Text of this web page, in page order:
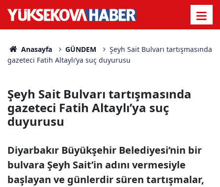
Anasayfa GÜNDEM
Şeyh Sait Bulvarı tartışmasında
gazeteci Fatih Altaylı’ya suç duyurusu
Şeyh Sait Bulvarı tartışmasında
gazeteci Fatih Altaylı’ya suç
duyurusu
Diyarbakır Büyükşehir Belediyesi’nin bir
bulvara Şeyh Sait’in adını vermesiyle
başlayan ve günlerdir süren tartışmalar,